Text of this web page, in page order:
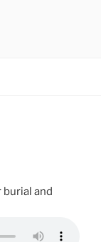
and